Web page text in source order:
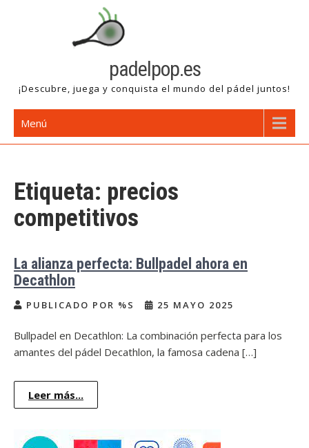
padelpop.es
¡Descubre, juega y conquista el mundo del pádel juntos!
Menú
Etiqueta: precios
competitivos
La alianza perfecta: Bullpadel ahora en
Decathlon
PUBLICADO POR %S 25 MAYO 2025
Bullpadel en Decathlon: La combinación perfecta para los
amantes del pádel Decathlon, la famosa cadena […]
Leer más...